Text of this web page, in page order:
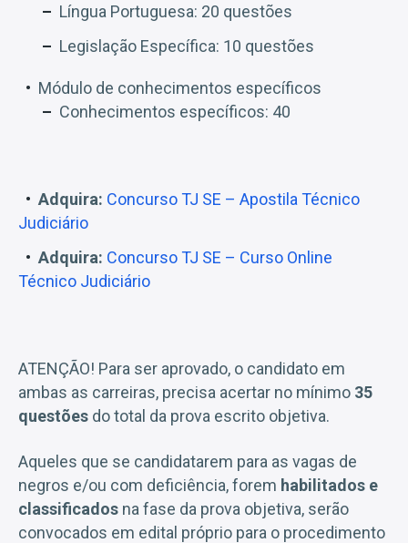
Língua Portuguesa: 20 questões
Legislação Específica: 10 questões
Módulo de conhecimentos específicos
Conhecimentos específicos: 40
Adquira: Concurso TJ SE – Apostila Técnico
Judiciário
Adquira: Concurso TJ SE – Curso Online
Técnico Judiciário
ATENÇÃO! Para ser aprovado, o candidato em
ambas as carreiras, precisa acertar no mínimo 35
questões do total da prova escrito objetiva.
Aqueles que se candidatarem para as vagas de
negros e/ou com deficiência, forem habilitados e
classificados na fase da prova objetiva, serão
convocados em edital próprio para o procedimento